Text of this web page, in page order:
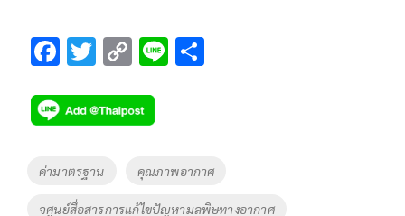
F
e
b
o
o
T
tt
er
C
p
y
Li
n
Li
Tags
ค่ามาตรฐาน คุณภาพอากาศ
จศูนย์สื่อสารการแก้ไขปัญหามลพิษทางอากาศ